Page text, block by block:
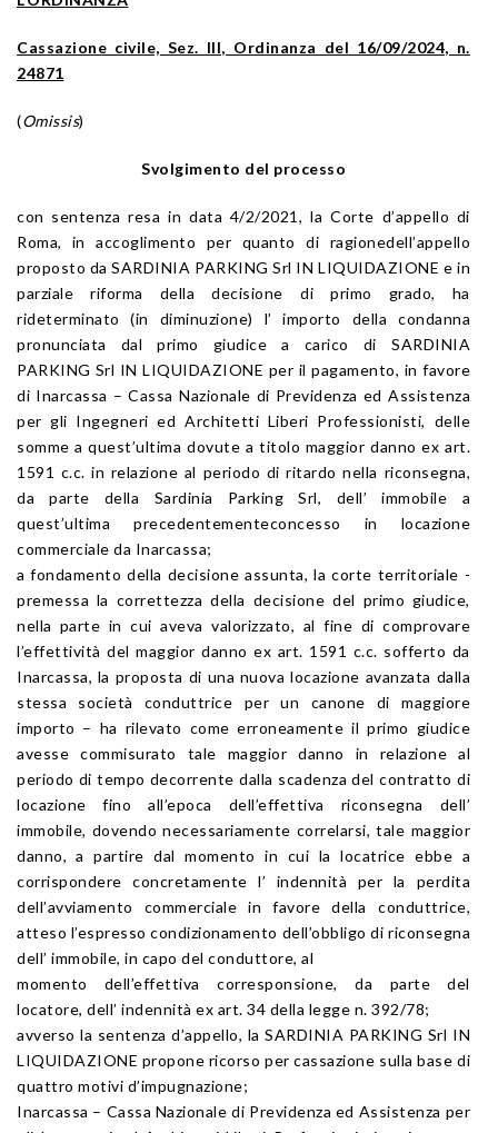
Cassazione civile, Sez. III, Ordinanza del 16/09/2024, n.
24871
(Omissis)
Svolgimento del processo
con sentenza resa in data 4/2/2021, la Corte d’appello di
Roma, in accoglimento per quanto di ragionedell’appello
proposto da SARDINIA PARKING Srl IN LIQUIDAZIONE e in
parziale riforma della decisione di primo grado, ha
rideterminato (in diminuzione) l’ importo della condanna
pronunciata dal primo giudice a carico di SARDINIA
PARKING Srl IN LIQUIDAZIONE per il pagamento, in favore
di Inarcassa – Cassa Nazionale di Previdenza ed Assistenza
per gli Ingegneri ed Architetti Liberi Professionisti, delle
somme a quest’ultima dovute a titolo maggior danno ex art.
1591 c.c. in relazione al periodo di ritardo nella riconsegna,
da parte della Sardinia Parking Srl, dell’ immobile a
quest’ultima precedentementeconcesso in locazione
commerciale da Inarcassa;
a fondamento della decisione assunta, la corte territoriale -
premessa la correttezza della decisione del primo giudice,
nella parte in cui aveva valorizzato, al fine di comprovare
l’effettività del maggior danno ex art. 1591 c.c. sofferto da
Inarcassa, la proposta di una nuova locazione avanzata dalla
stessa società conduttrice per un canone di maggiore
importo – ha rilevato come erroneamente il primo giudice
avesse commisurato tale maggior danno in relazione al
periodo di tempo decorrente dalla scadenza del contratto di
locazione fino all’epoca dell’effettiva riconsegna dell’
immobile, dovendo necessariamente correlarsi, tale maggior
danno, a partire dal momento in cui la locatrice ebbe a
corrispondere concretamente l’ indennità per la perdita
dell’avviamento commerciale in favore della conduttrice,
atteso l’espresso condizionamento dell’obbligo di riconsegna
dell’ immobile, in capo del conduttore, al
momento dell’effettiva corresponsione, da parte del
locatore, dell’ indennità ex art. 34 della legge n. 392/78;
avverso la sentenza d’appello, la SARDINIA PARKING Srl IN
LIQUIDAZIONE propone ricorso per cassazione sulla base di
quattro motivi d’impugnazione;
Inarcassa – Cassa Nazionale di Previdenza ed Assistenza per